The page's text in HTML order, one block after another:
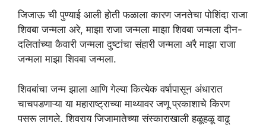
जिजाऊ ची पुण्याई आली होती फळाला कारण जनतेचा पोशिंदा राजा
शिवबा जन्मला अरे, माझा राजा जन्मला माझा शिवबा जन्मला दीन-
दलितांच्या कैवारी जन्मला दुष्टांचा संहारी जन्मला अरै माझा राजा
जन्मला माझा शिवबा जन्मला.
शिवबांचा जन्म झाला आणि गेल्या कित्येक वर्षापासून अंधारात
चाचपडणाऱ्या या महाराष्ट्राच्या माथ्यावर जणू प्रकाशाचे किरण
पसरू लागले. शिवराय जिजामातेच्या संस्काराखाली हळूहळू वाढू